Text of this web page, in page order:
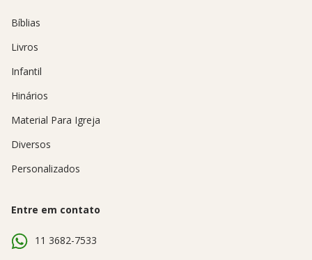
Bíblias
Livros
Infantil
Hinários
Material Para Igreja
Diversos
Personalizados
Entre em contato
11 3682-7533